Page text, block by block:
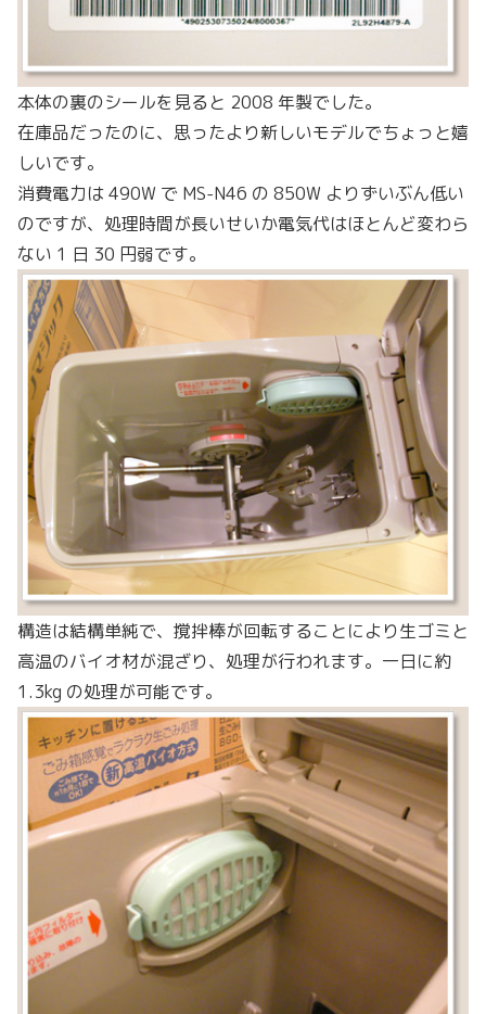
本体の裏のシールを見ると 2008 年製でした。
在庫品だったのに、思ったより新しいモデルでちょっと嬉
しいです。
消費電力は 490W で MS-N46 の 850W よりずいぶん低い
のですが、処理時間が長いせいか電気代はほとんど変わら
ない 1 日 30 円弱です。
構造は結構単純で、撹拌棒が回転することにより生ゴミと
高温のバイオ材が混ざり、処理が行われます。一日に約
1.3kg の処理が可能です。